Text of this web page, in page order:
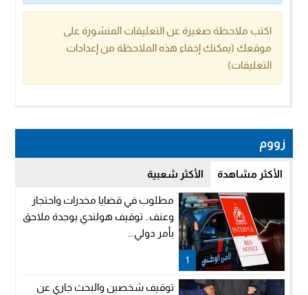
اكتب ملاحظة صغيرة عن التعليقات المنشورة على
موقعك (يمكنك إخفاء هذه الملاحظة من إعدادات
التعليقات)
زووم
الأكثر مشاهدة الأكثر شعبية
1
مطلوب في قضايا مخدرات واحتجاز
وعنف.. توقيف هولندي بوجدة ملاحق
بأمر دولي...
توقيف شخصين والبحث جاري عن